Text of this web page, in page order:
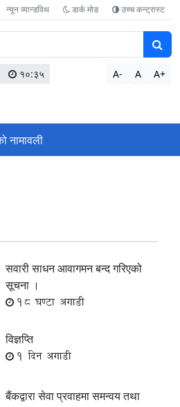
न्यून व्यान्डविथ डार्क मोड उच्च कन्ट्रास्ट
१०:३५ A- A A+
नामावली
सवारी साधन आवागमन बन्द गरिएको
सूचना ।
18 घण्टा अगाडी
विज्ञप्ति
1 दिन अगाडी
बैंकद्वारा सेवा प्रवाहमा समन्वय तथा